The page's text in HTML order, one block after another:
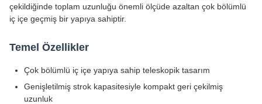
çekildiğinde toplam uzunluğu önemli ölçüde azaltan çok bölümlü
iç içe geçmiş bir yapıya sahiptir.
Temel Özellikler
Çok bölümlü iç içe yapıya sahip teleskopik tasarım
Genişletilmiş strok kapasitesiyle kompakt geri çekilmiş
uzunluk